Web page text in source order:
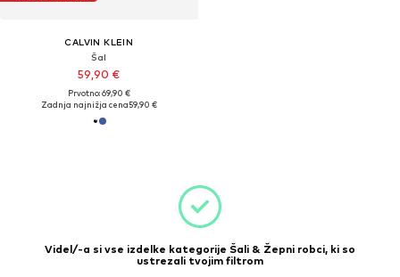
CALVIN KLEIN
Šal
59,90 €
Prvotno: 69,90 €
Zadnja najnižja cena59,90 €
Videl/-a si vse izdelke kategorije Šali & Žepni robci, ki so
ustrezali tvojim filtrom